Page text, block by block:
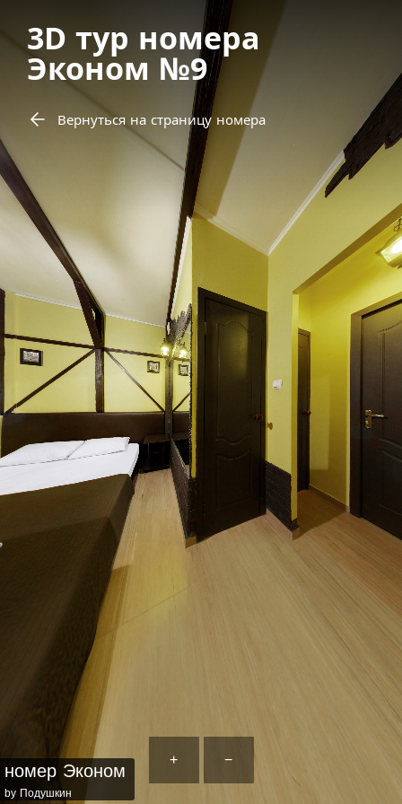
3D тур номера
Эконом №9
Вернуться на страницу номера
+ −
номер Эконом
by Подушкин